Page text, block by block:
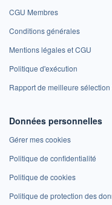
CGU Membres
Conditions générales
Mentions légales et CGU
Politique d'exécution
Rapport de meilleure
Données personnelles
Gérer mes cookies
Politique de confidentialité
Politique de cookies
Politique de protection des